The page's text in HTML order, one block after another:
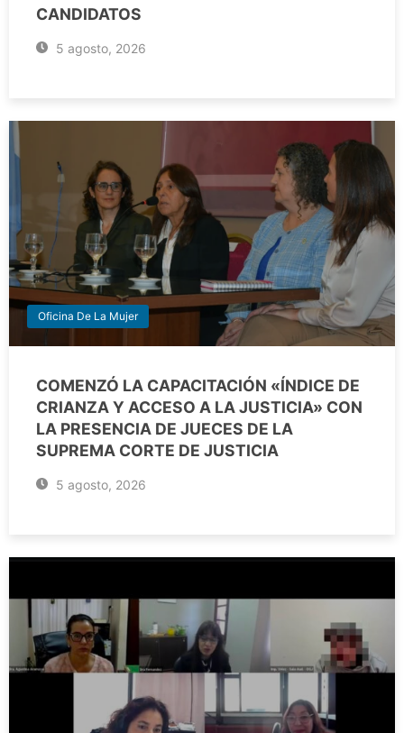
CANDIDATOS
5 agosto, 2026
Oficina De La Mujer
COMENZÓ LA CAPACITACIÓN «ÍNDICE DE
CRIANZA Y ACCESO A LA JUSTICIA» CON
LA PRESENCIA DE JUECES DE LA
SUPREMA CORTE DE JUSTICIA
5 agosto, 2026